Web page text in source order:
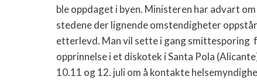
ble oppdaget i byen. Ministeren har advart
stedene der lignende omstendigheter
etterlevd. Man vil sette i gang smittesporing
opprinnelse i et diskotek i Santa Pola
10.11 og 12. juli om å kontakte